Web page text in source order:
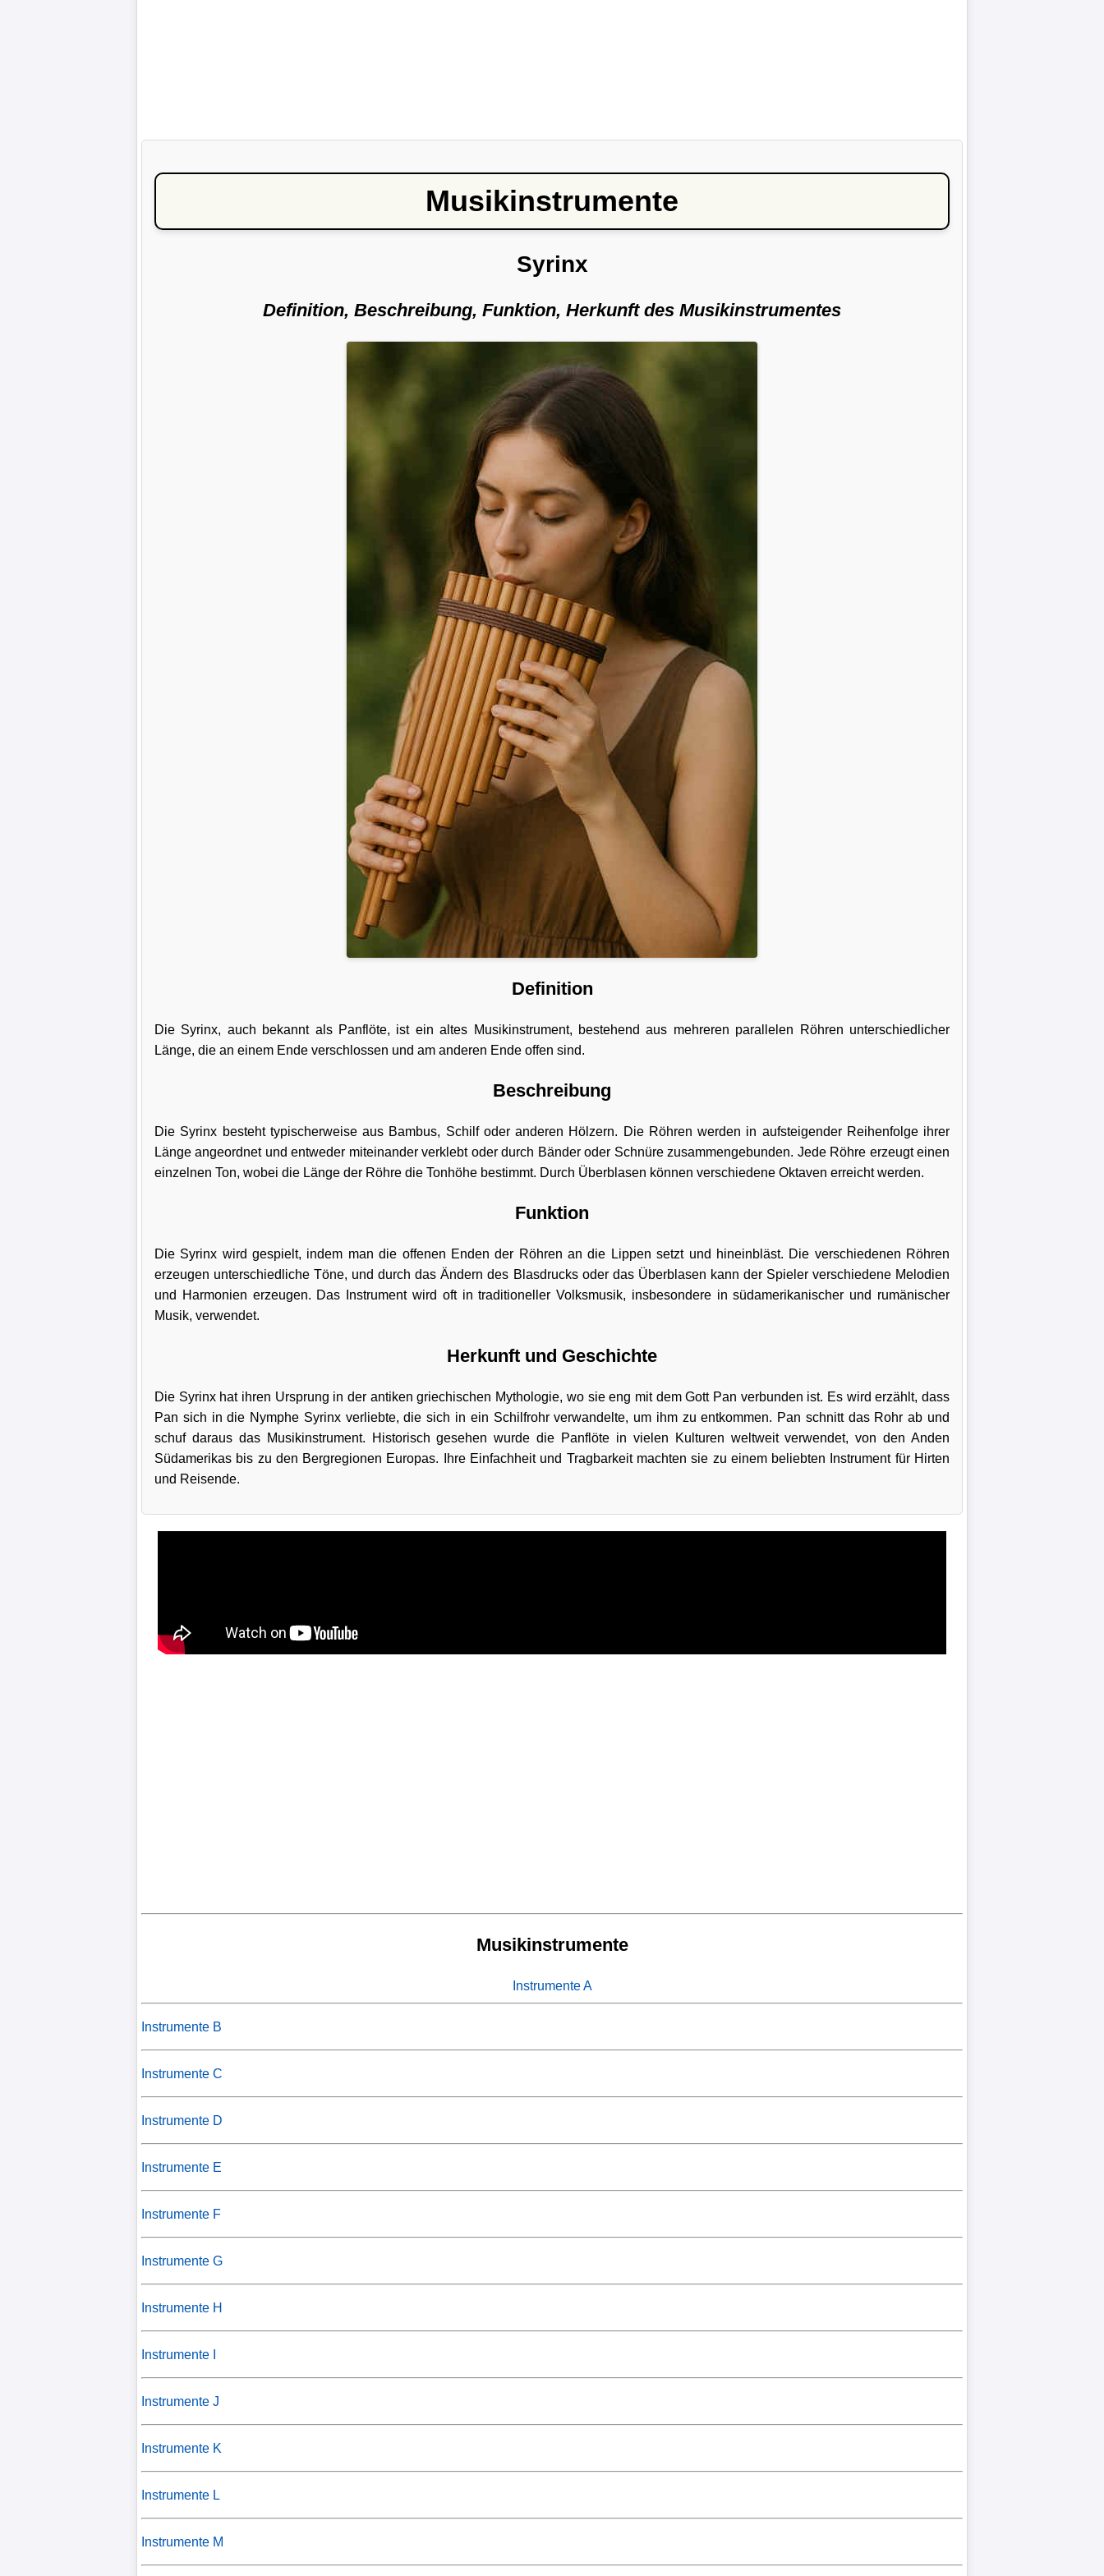
Musikinstrumente
Syrinx
Definition, Beschreibung, Funktion, Herkunft des Musikinstrumentes
Definition
Die Syrinx, auch bekannt als Panflöte, ist ein altes Musikinstrument, bestehend aus mehreren parallelen Röhren unterschiedlicher
Länge, die an einem Ende verschlossen und am anderen Ende offen sind.
Beschreibung
Die Syrinx besteht typischerweise aus Bambus, Schilf oder anderen Hölzern. Die Röhren werden in aufsteigender Reihenfolge ihrer
Länge angeordnet und entweder miteinander verklebt oder durch Bänder oder Schnüre zusammengebunden. Jede Röhre erzeugt einen
einzelnen Ton, wobei die Länge der Röhre die Tonhöhe bestimmt. Durch Überblasen können verschiedene Oktaven erreicht werden.
Funktion
Die Syrinx wird gespielt, indem man die offenen Enden der Röhren an die Lippen setzt und hineinbläst. Die verschiedenen Röhren
erzeugen unterschiedliche Töne, und durch das Ändern des Blasdrucks oder das Überblasen kann der Spieler verschiedene Melodien
und Harmonien erzeugen. Das Instrument wird oft in traditioneller Volksmusik, insbesondere in südamerikanischer und rumänischer
Musik, verwendet.
Herkunft und Geschichte
Die Syrinx hat ihren Ursprung in der antiken griechischen Mythologie, wo sie eng mit dem Gott Pan verbunden ist. Es wird erzählt, dass
Pan sich in die Nymphe Syrinx verliebte, die sich in ein Schilfrohr verwandelte, um ihm zu entkommen. Pan schnitt das Rohr ab und
schuf daraus das Musikinstrument. Historisch gesehen wurde die Panflöte in vielen Kulturen weltweit verwendet, von den Anden
Südamerikas bis zu den Bergregionen Europas. Ihre Einfachheit und Tragbarkeit machten sie zu einem beliebten Instrument für Hirten
und Reisende.
Musikinstrumente
Instrumente A
Instrumente B
Instrumente C
Instrumente D
Instrumente E
Instrumente F
Instrumente G
Instrumente H
Instrumente I
Instrumente J
Instrumente K
Instrumente L
Instrumente M